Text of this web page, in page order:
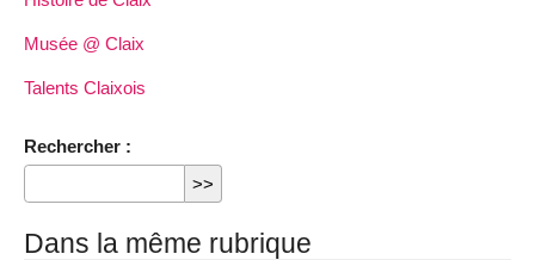
Musée @ Claix
Talents Claixois
Rechercher :
Dans la même rubrique